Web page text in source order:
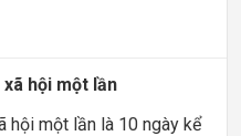
hội một lần
hội một lần là 10 ngày kể